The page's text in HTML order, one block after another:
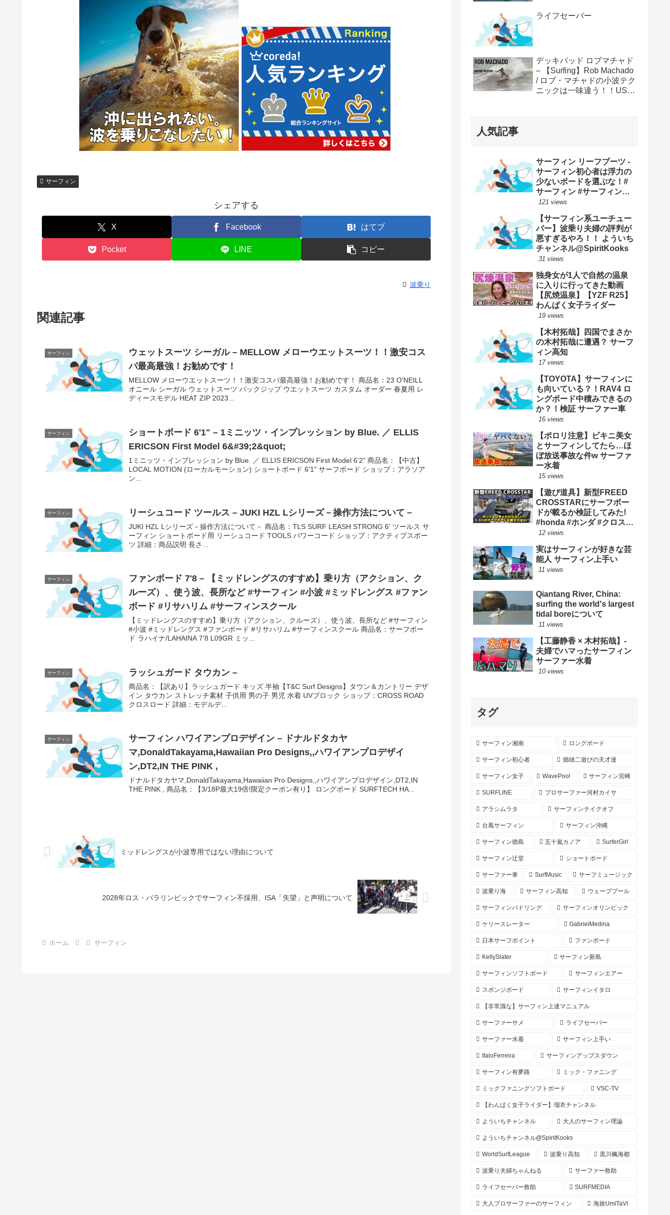
サーフィン
シェアする
X Facebook はてブ
Pocket LINE コピー
波乗り
関連記事
サーフィン
ウェットスーツ シーガル – MELLOW メローウエットスーツ！！激安コス
パ最高最強！お勧めです！
MELLOW メローウエットスーツ！！激安コスパ最高最強！お勧めです！ 商品名：23 O’NEILL
オニール シーガル ウェットスーツ バックジップ ウエットスーツ カスタム オーダー 春夏用 レ
ディースモデル HEAT ZIP 2023...
サーフィン
ショートボード 6'1" – 1ミニッツ・インプレッション by Blue. ／ ELLIS
ERICSON First Model 6&#39;2&quot;
1ミニッツ・インプレッション by Blue. ／ ELLIS ERICSON First Model 6'2" 商品名：【中古】
LOCAL MOTION (ローカルモーション) ショートボード 6'1" サーフボード ショップ：アラソア
ン...
サーフィン リーシュコード ツールス – JUKI HZL Lシリーズ－操作方法について－
JUKI HZL Lシリーズ－操作方法について－ 商品名：TLS SURF LEASH STRONG 6' ツールス サ
ーフィン ショートボード用 リーシュコード TOOLS パワーコード ショップ：アクティブスポー
ツ 詳細：商品説明 長さ...
サーフィン
ファンボード 7'8 – 【ミッドレングスのすすめ】乗り方（アクション、ク
ルーズ）、使う波、長所など #サーフィン #小波 #ミッドレングス #ファン
ボード #リサハリム #サーフィンスクール
【ミッドレングスのすすめ】乗り方（アクション、クルーズ）、使う波、長所など #サーフィン
#小波 #ミッドレングス #ファンボード #リサハリム #サーフィンスクール 商品名：サーフボー
ド ラハイナ/LAHAINA 7'8 L09GR ミッ...
サーフィン ラッシュガード タウカン –
商品名：【訳あり】ラッシュガード キッズ 半袖【T&C Surf Designs】タウン＆カントリー デザ
イン タウカン ストレッチ素材 子供用 男の子 男児 水着 UVブロック ショップ：CROSS ROAD
クロスロード 詳細：モデルデ...
サーフィン
サーフィン ハワイアンプロデザイン – ドナルドタカヤ
マ,DonaldTakayama,Hawaiian Pro Designs,,ハワイアンプロデザイ
ン,DT2,IN THE PINK ,
ドナルドタカヤマ,DonaldTakayama,Hawaiian Pro Designs,,ハワイアンプロデザイン,DT2,IN
THE PINK , 商品名：【3/18P最大19倍!限定クーポン有り】 ロングボード SURFTECH HA...
ミッドレングスが小波専用ではない理由について
2028年ロス・パラリンピックでサーフィン不採用、ISA「失望」と声明について
ホーム サーフィン
ライフセーバー
デッキパッド ロブマチャド
– 【Surfing】Rob Machado
/ ロブ・マチャドの小波テク
ニックは一味違う！！USオ
人気記事
サーフィン リーフブーツ -
サーフィン初心者は浮力の
少ないボードを選ぶな！#
サーフィン #サーフィンス
クール #川畑友吾 #千葉 #湘
121 views
【サーフィン系ユーチュー
バー】波乗り夫婦の評判が
悪すぎるやろ！！ よういち
チャンネル@SpiritKooks
31 views
独身女が1人で自然の温泉
に入りに行ってきた動画
【尻焼温泉】【YZF R25】
わんぱく女子ライダー
19 views
【木村拓哉】四国でまさか
の木村拓哉に遭遇？ サーフ
ィン高知
17 views
【TOYOTA】サーフィンに
も向いている？！RAV4 ロ
ングボード中積みできるの
か？！検証 サーファー車
16 views
【ポロリ注意】ビキニ美女
とサーフィンしてたら…ほ
ぼ放送事故な件w サーファ
ー水着
15 views
【遊び道具】新型FREED
CROSSTARにサーフボー
ドが載るか検証してみた!
#honda #ホンダ #クロスタ
ー #car #freed #フリード #
ード
12 views
実はサーフィンが好きな芸
能人 サーフィン上手い
11 views
Qiantang River, China:
surfing the world's largest
tidal boreについて
11 views
【工藤静香 × 木村拓哉】-
夫婦でハマったサーフィン
サーファー水着
10 views
タグ
サーフィン湘南 ロングボード
サーフィン初心者 畑雄二遊びの天才達
サーフィン女子 WavePool サーフィン宮崎
SURFLINE プロサーファー河村カイサ
アラシムラタ サーフィンテイクオフ
台風サーフィン サーフィン沖縄
サーフィン徳島 五十嵐カノア SurferGirl
サーフィン辻堂 ショートボード
サーファー車 SurfMusic サーフミュージック
波乗り海 サーフィン高知 ウェーブプール
サーフィンパドリング サーフィンオリンピック
ケリースレーター GabrielMedina
日本サーフポイント ファンボード
KellySlater サーフィン新島
サーフィンソフトボード サーフィンエアー
スポンジボード サーフィンイタロ
【非常識な】サーフィン上達マニュアル
サーファーサメ ライフセーバー
サーファー水着 サーフィン上手い
ItaloFerreira サーフィンアップスダウン
サーフィン有夢路 ミック・ファニング
ミックファニングソフトボード VSC-TV
【わんぱく女子ライダー】瑠衣チャンネル
よういちチャンネル 大人のサーフィン理論
よういちチャンネル@SpiritKooks
WorldSurfLeague 波乗り高知 黒川楓海都
波乗り夫婦ちゃんねる サーファー救助
ライフセーバー救助 SURFMEDIA
大人プロサーファーのサーフィン 海旅UmiTaVi